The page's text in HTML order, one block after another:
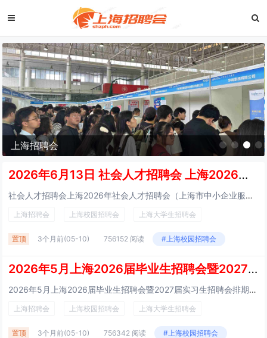
上海招聘会
2026年6月13日 社会人才招聘会 上海2026年综合人才招聘会（上海市中小企业服务大楼）
社会人才招聘会上海2026年社会人才招聘会（上海市中小企业服务大楼） 招聘会主题：上海2026年春季青年人才招聘会（上海市中小企业服务大楼）上海人才市场招聘会时间： 诚邀涉及以下...
上海招聘会 上海校园招聘会 上海大学生招聘会
置顶 3个月前(05-10) 756152 阅读 #上海校园招聘会
2026年5月上海2026届毕业生招聘会暨2027届实习生招聘会排期表
2026年5月上海2026届毕业生招聘会暨2027届实习生招聘会排期表 【2026年05月20日】【上海市26所高职高专院校联合】上海大专生、职高生、中专生、技校生招聘会招聘会规模预计：350家【时间】20...
上海招聘会 上海校园招聘会 上海大学生招聘会
置顶 3个月前(05-10) 756342 阅读 #上海校园招聘会